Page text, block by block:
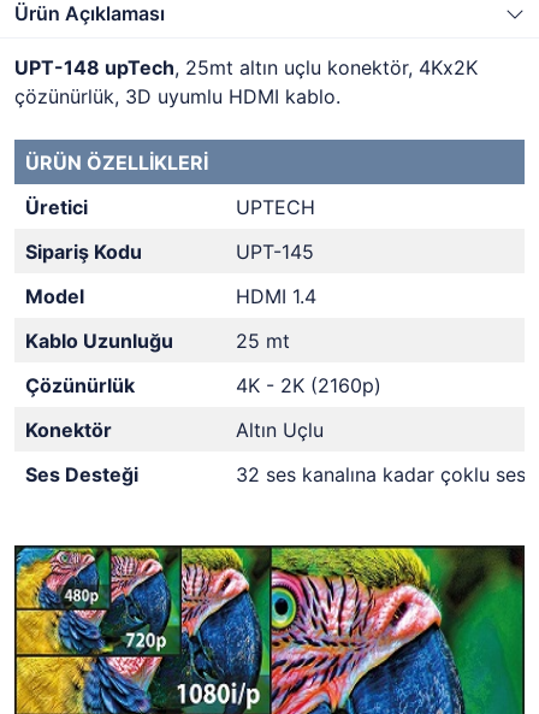
Ürün Açıklaması
UPT-148 upTech, 25mt altın uçlu konektör, 4Kx2K
çözünürlük, 3D uyumlu HDMI kablo.
ÜRÜN ÖZELLİKLERİ
Üretici
UPTECH
Sipariş Kodu
UPT-145
Model
HDMI 1.4
Kablo Uzunluğu
25 mt
Çözünürlük
4K - 2K (2160p)
Konektör
Altın Uçlu
Ses Desteği
32 ses kanalına kadar çoklu ses